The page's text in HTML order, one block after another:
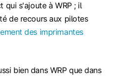
s'ajoute à WRP ; il
de recours aux pilotes
des imprimantes
bien dans WRP que dans